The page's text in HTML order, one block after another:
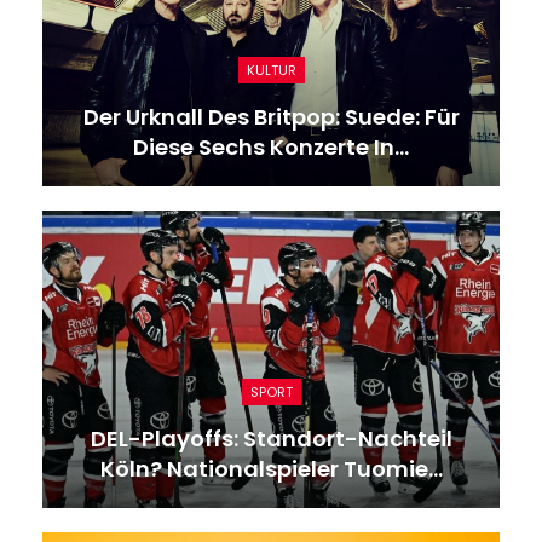
KULTUR
An Den Rändern Von Europa
GESUNDHEIT
7 Tote Bei Flugzeugunglück In
Philadelphia: Privatjet Mitten…